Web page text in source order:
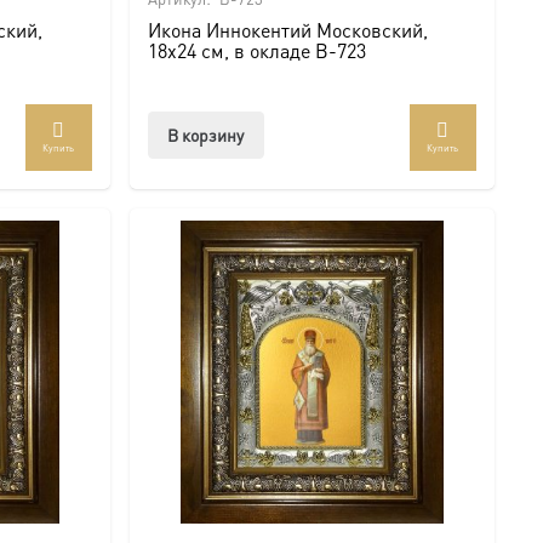
Купить
Икона Иннокентий Московский,
18х24 см, в окладе B-723
В корзину
Купить